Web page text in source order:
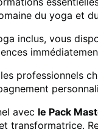
du yoga et
inclus, vous
professionnels
avec le Pack
transformatrice.